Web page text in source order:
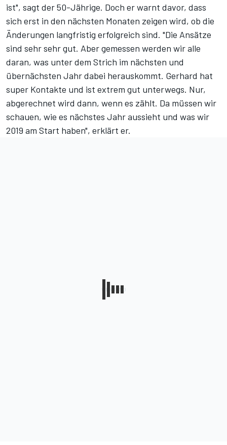
ist", sagt der 50-Jährige. Doch er warnt davor, dass
sich erst in den nächsten Monaten zeigen wird, ob die
Änderungen langfristig erfolgreich sind. "Die Ansätze
sind sehr sehr gut. Aber gemessen werden wir alle
daran, was unter dem Strich im nächsten und
übernächsten Jahr dabei herauskommt. Gerhard hat
super Kontakte und ist extrem gut unterwegs. Nur,
abgerechnet wird dann, wenn es zählt. Da müssen wir
schauen, wie es nächstes Jahr aussieht und was wir
2019 am Start haben", erklärt er.